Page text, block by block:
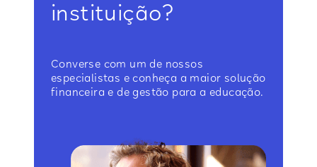
instituição?
Converse com um de nossos
especialistas e conheça a maior solução
financeira e de gestão para a educação.